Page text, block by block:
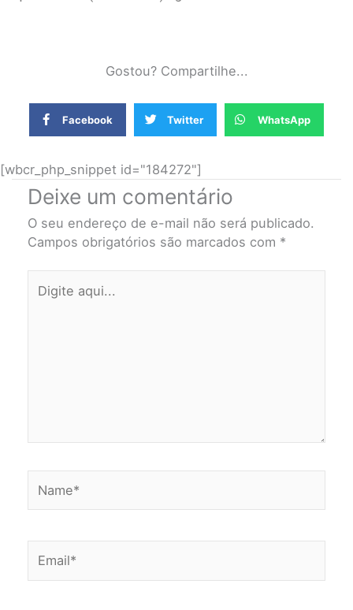
Gostou? Compartilhe...
Facebook Twitter WhatsApp
[wbcr_php_snippet id="184272"]
Deixe um comentário
O seu endereço de e-mail não será publicado.
Campos obrigatórios são marcados com *
aqui...